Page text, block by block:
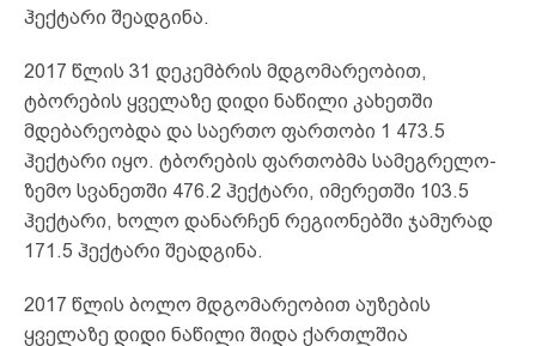
ჰექტარი შეადგინა.
2017 წლის 31 დეკემბრის მდგომარეობით,
ტბორების ყველაზე დიდი ნაწილი კახეთში
მდებარეობდა და საერთო ფართობი 1 473.5
ჰექტარი იყო. ტბორების ფართობმა სამეგრელო-
ზემო სვანეთში 476.2 ჰექტარი, იმერეთში 103.5
ჰექტარი, ხოლო დანარჩენ რეგიონებში ჯამურად
171.5 ჰექტარი შეადგინა.
2017 წლის ბოლო მდგომარეობით აუზების
ყველაზე დიდი ნაწილი შიდა ქართლშია